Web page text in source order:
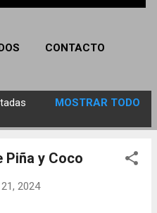
CONTACTO
MOSTRAR TODO
Piña y Coco
2024